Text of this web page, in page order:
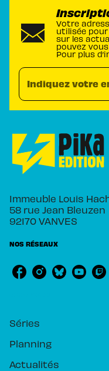
Votre
utilisée
sur les
pouvez
Pour plus
Indiquez votre
Immeuble Louis
58 rue Jean Bleuzen
92170 VANVES
NOS RÉSEAUX
Séries
Planning
Actualités